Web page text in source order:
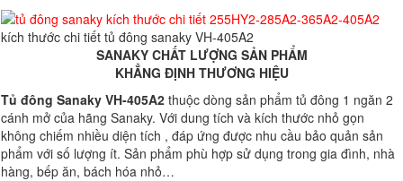
kích thước chi tiết tủ đông sanaky VH-405A2
SANAKY CHẤT LƯỢNG SẢN PHẨM
KHẲNG ĐỊNH THƯƠNG HIỆU
Tủ đông Sanaky VH-405A2 thuộc dòng sản phẩm tủ đông 1 ngăn 2
cánh mở của hãng Sanaky. Với dung tích và kích thước nhỏ gọn
không chiếm nhiều diện tích , đáp ứng được nhu cầu bảo quản sản
phẩm với số lượng ít. Sản phẩm phù hợp sử dụng trong gia đình, nhà
hàng, bếp ăn, bách hóa nhỏ…